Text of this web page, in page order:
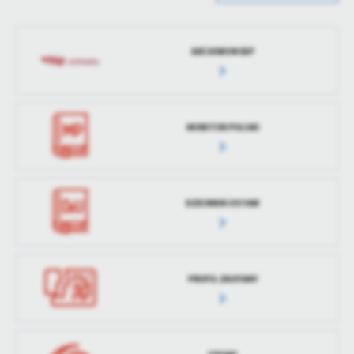
treści w postaci wiadomości, ofert, komunikatów mediów
ARCHIWUM BIP
MONITOR POLSKI
DZIENNIK USTAW
PROFIL ZAUFANY
2026-08-03 18:52:05
Ostatnio
zaktualizował
Admin